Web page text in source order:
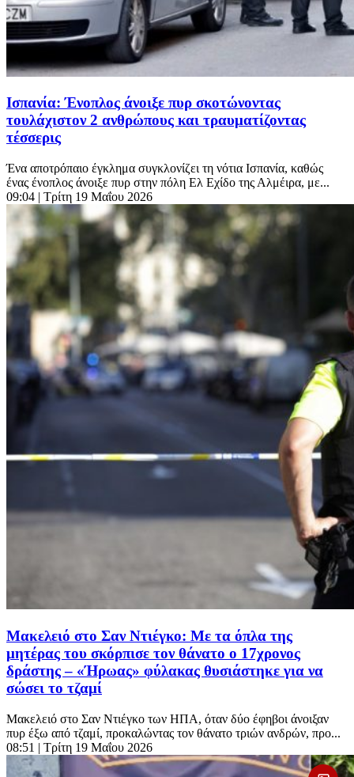
Ισπανία: Ένοπλος άνοιξε πυρ σκοτώνοντας
τουλάχιστον 2 ανθρώπους και τραυματίζοντας
τέσσερις
Ένα αποτρόπαιο έγκλημα συγκλονίζει τη νότια Ισπανία, καθώς
ένας ένοπλος άνοιξε πυρ στην πόλη Ελ Εχίδο της Αλμέιρα, με...
09:04 | Τρίτη 19 Μαΐου 2026
Μακελειό στο Σαν Ντιέγκο: Με τα όπλα της
μητέρας του σκόρπισε τον θάνατο ο 17χρονος
δράστης – «Ήρωας» φύλακας θυσιάστηκε για να
σώσει το τζαμί
Μακελειό στο Σαν Ντιέγκο των ΗΠΑ, όταν δύο έφηβοι άνοιξαν
πυρ έξω από τζαμί, προκαλώντας τον θάνατο τριών ανδρών, προ...
08:51 | Τρίτη 19 Μαΐου 2026